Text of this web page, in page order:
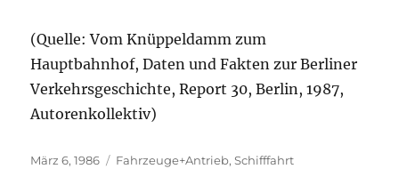
(Quelle: Vom Knüppeldamm zum
Hauptbahnhof, Daten und Fakten zur Berliner
Verkehrsgeschichte, Report 30, Berlin, 1987,
Autorenkollektiv)
Veröffentlicht
März 6, 1986 Kategorien
Fahrzeuge+Antrieb,Schifffahrt